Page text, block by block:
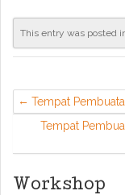
This entry was posted
Tempat
Tempat
Workshop